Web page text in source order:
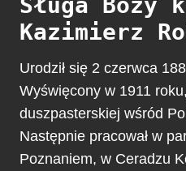
Kazimierz
Urodził się 2 czerwca
Wyświęcony w 1911
duszpasterskiej wśród
Następnie pracował w
Poznaniem, w Ceradzu